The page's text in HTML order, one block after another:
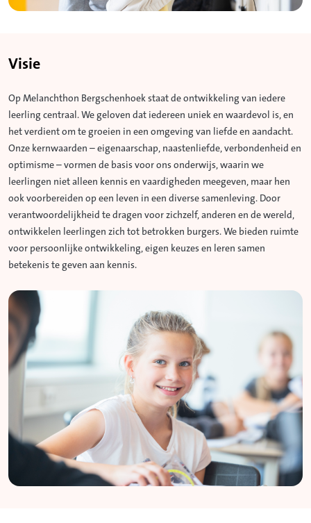
Visie
Op Melanchthon Bergschenhoek staat de ontwikkeling van iedere
leerling centraal. We geloven dat iedereen uniek en waardevol is, en
het verdient om te groeien in een omgeving van liefde en aandacht.
Onze kernwaarden – eigenaarschap, naastenliefde, verbondenheid en
optimisme – vormen de basis voor ons onderwijs, waarin we
leerlingen niet alleen kennis en vaardigheden meegeven, maar hen
ook voorbereiden op een leven in een diverse samenleving. Door
verantwoordelijkheid te dragen voor zichzelf, anderen en de wereld,
ontwikkelen leerlingen zich tot betrokken burgers. We bieden ruimte
voor persoonlijke ontwikkeling, eigen keuzes en leren samen
betekenis te geven aan kennis.